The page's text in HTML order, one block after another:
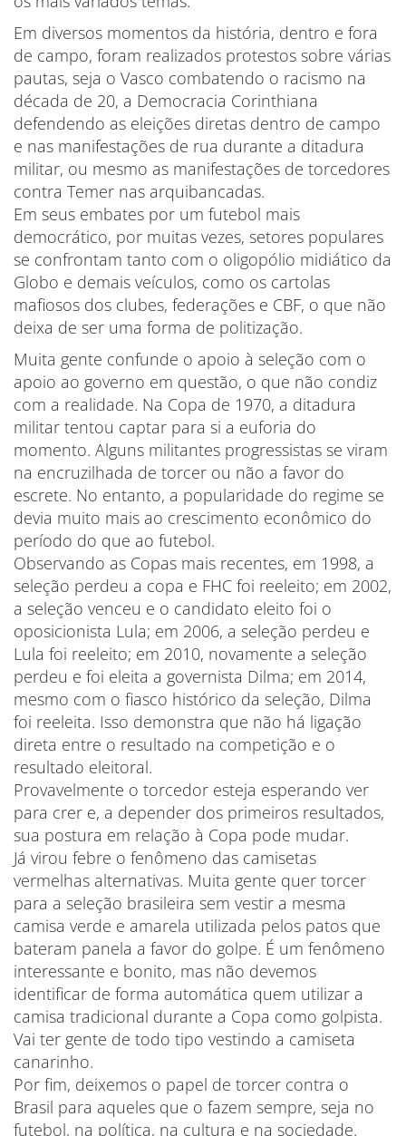
Em diversos momentos da história, dentro e fora
de campo, foram realizados protestos sobre várias
pautas, seja o Vasco combatendo o racismo na
década de 20, a Democracia Corinthiana
defendendo as eleições diretas dentro de campo
e nas manifestações de rua durante a ditadura
militar, ou mesmo as manifestações de torcedores
contra Temer nas arquibancadas.
Em seus embates por um futebol mais
democrático, por muitas vezes, setores populares
se confrontam tanto com o oligopólio midiático da
Globo e demais veículos, como os cartolas
mafiosos dos clubes, federações e CBF, o que não
deixa de ser uma forma de politização.
Muita gente confunde o apoio à seleção com o
apoio ao governo em questão, o que não condiz
com a realidade. Na Copa de 1970, a ditadura
militar tentou captar para si a euforia do
momento. Alguns militantes progressistas se viram
na encruzilhada de torcer ou não a favor do
escrete. No entanto, a popularidade do regime se
devia muito mais ao crescimento econômico do
período do que ao futebol.
Observando as Copas mais recentes, em 1998, a
seleção perdeu a copa e FHC foi reeleito; em 2002,
a seleção venceu e o candidato eleito foi o
oposicionista Lula; em 2006, a seleção perdeu e
Lula foi reeleito; em 2010, novamente a seleção
perdeu e foi eleita a governista Dilma; em 2014,
mesmo com o fiasco histórico da seleção, Dilma
foi reeleita. Isso demonstra que não há ligação
direta entre o resultado na competição e o
resultado eleitoral.
Provavelmente o torcedor esteja esperando ver
para crer e, a depender dos primeiros resultados,
sua postura em relação à Copa pode mudar.
Já virou febre o fenômeno das camisetas
vermelhas alternativas. Muita gente quer torcer
para a seleção brasileira sem vestir a mesma
camisa verde e amarela utilizada pelos patos que
bateram panela a favor do golpe. É um fenômeno
interessante e bonito, mas não devemos
identificar de forma automática quem utilizar a
camisa tradicional durante a Copa como golpista.
Vai ter gente de todo tipo vestindo a camiseta
canarinho.
Por fim, deixemos o papel de torcer contra o
Brasil para aqueles que o fazem sempre, seja no
futebol, na política, na cultura e na sociedade.